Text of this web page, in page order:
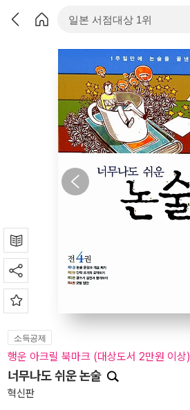
소득공제
행운 아크릴 북마크 (대상도서 2만원 이상)
너무나도 쉬운 논술
혁신판